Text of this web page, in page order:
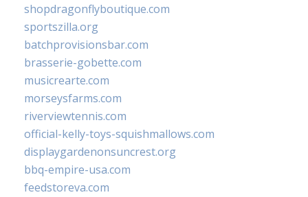
shopdragonflyboutique.com
sportszilla.org
batchprovisionsbar.com
brasserie-gobette.com
musicrearte.com
morseysfarms.com
riverviewtennis.com
official-kelly-toys-squishmallows.com
displaygardenonsuncrest.org
bbq-empire-usa.com
feedstoreva.com